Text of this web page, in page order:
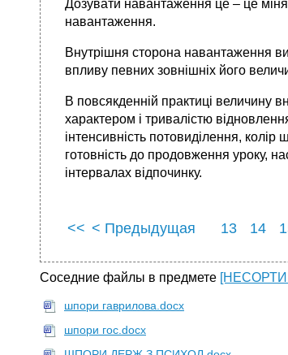
Дозувати навантаження це – це
навантаження.
Внутрішня сторона навантаження
впливу певних зовнішніх його
В повсякденній практиці величину
характером і тривалістю
інтенсивність потовиділення,
готовність до продовження уроку,
інтервалах відпочинку.
<< < Предыдущая 13 14
Соседние файлы в предмете
шпори гаврилова.docx
шпори гос.docx